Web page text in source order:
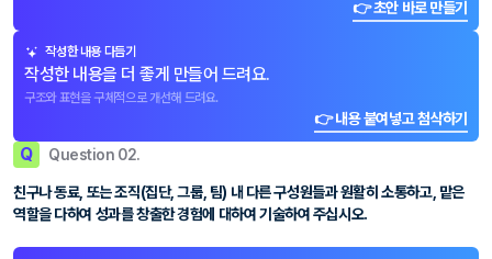
👉 초안 바로 만들기
작성한 내용 다듬기
작성한 내용을 더 좋게 만들어 드려요.
구조와 표현을 구체적으로 개선해 드려요.
👉 내용 붙여넣고 첨삭하기
Q Question 02.
친구나 동료, 또는 조직(집단, 그룹, 팀) 내 다른 구성원들과 원활히 소통하고, 맡은
역할을 다하여 성과를 창출한 경험에 대하여 기술하여 주십시오.